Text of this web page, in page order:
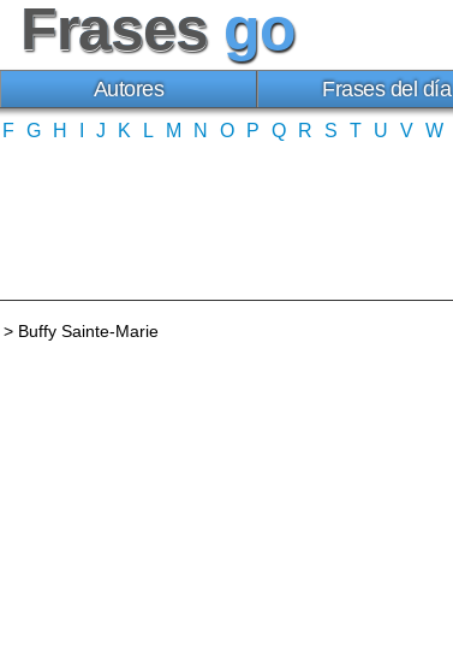
Frases go
Autores Frases del día
F G H J K L M N O P Q R S T U V W
> Buffy Sainte-Marie